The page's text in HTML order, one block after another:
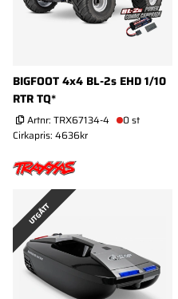
BIGFOOT 4x4 BL-2s EHD 1/10
RTR TQ*
Artnr: TRX67134-4
0 st
Cirkapris: 4636kr
UTGÅTT